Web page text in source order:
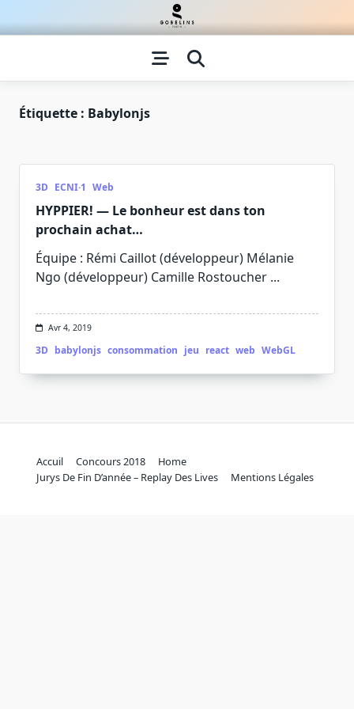
to
Étiquette : Babylonjs
3D ECNI·1 Web
HYPPIER! — Le bonheur est dans ton
prochain achat…
Équipe : Rémi Caillot (développeur) Mélanie
Ngo (développeur) Camille Rostoucher ...
Avr 4, 2019
3D babylonjs consommation jeu react web WebGL
Accuil Concours 2018
Home
Jurys De Fin D’année – Replay Des Lives
Mentions Légales